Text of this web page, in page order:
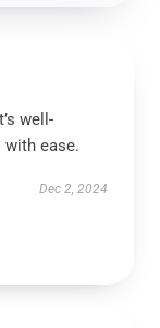
well-
with ease.
Dec 2, 2024